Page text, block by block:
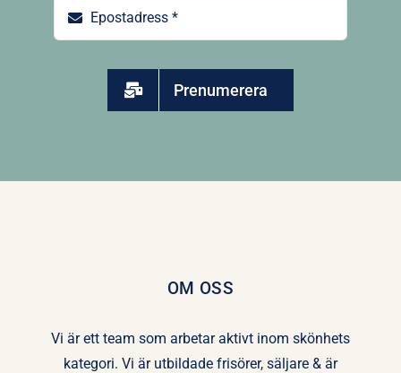
Prenumerera
OM OSS
Vi är ett team som arbetar aktivt inom skönhets
kategori. Vi är utbildade frisörer, säljare & är